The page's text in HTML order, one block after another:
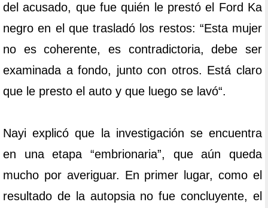
del acusado, que fue quién le prestó el Ford Ka
negro en el que trasladó los restos: “Esta mujer
no es coherente, es contradictoria, debe ser
examinada a fondo, junto con otros. Está claro
que le presto el auto y que luego se lavó“.
Nayi explicó que la investigación se encuentra
en una etapa “embrionaria”, que aún queda
mucho por averiguar. En primer lugar, como el
resultado de la autopsia no fue concluyente, el